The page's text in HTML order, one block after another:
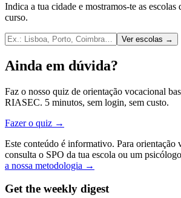
Indica a tua cidade e mostramos-te as escolas
curso.
Ver escolas →
Ainda em dúvida?
Faz o nosso quiz de orientação vocacional
RIASEC. 5 minutos, sem login, sem custo.
Fazer o quiz →
Este conteúdo é informativo. Para orientação
consulta o SPO da tua escola ou um
a nossa metodologia →
Get the weekly digest